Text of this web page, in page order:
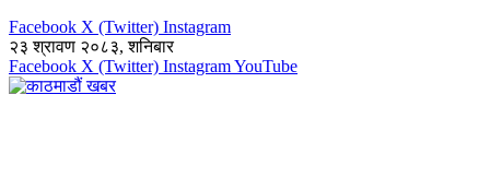
Facebook X (Twitter) Instagram
२३ श्रावण २०८३, शनिबार
Facebook X (Twitter) InstagramYouTube